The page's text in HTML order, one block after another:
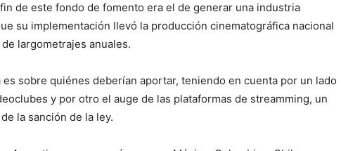
de este fondo de fomento era el de generar una industria
su implementación llevó la producción cinematográfica nacional
largometrajes anuales.
sobre quiénes deberían aportar, teniendo en cuenta por un lado
y por otro el auge de las plataformas de streamming, un
la sanción de la ley.